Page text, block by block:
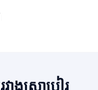
ាងស្រាបៀរ